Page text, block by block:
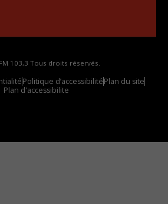
103,3 Tous droits réservés.
Politique d’accessibilitéPlan du site
Plan d'accessibilite